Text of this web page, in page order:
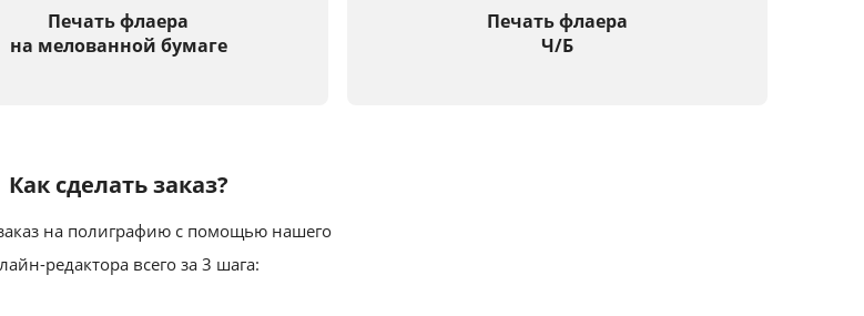
Печать флаера
на мелованной бумаге
Печать флаера
Ч/Б
Как сделать заказ?
на полиграфию с помощью нашего
редактора всего за 3 шага: